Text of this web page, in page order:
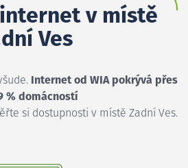
v místě
Ves
Internet od WIA pokrývá přes
% domácností
si dostupnosti v místě Zadní Ves.